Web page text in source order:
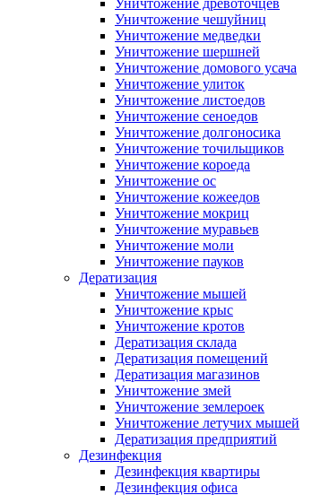
Уничтожение древоточцев
Уничтожение чешуйниц
Уничтожение медведки
Уничтожение шершней
Уничтожение домового усача
Уничтожение улиток
Уничтожение листоедов
Уничтожение сеноедов
Уничтожение долгоносика
Уничтожение точильщиков
Уничтожение короеда
Уничтожение ос
Уничтожение кожеедов
Уничтожение мокриц
Уничтожение муравьев
Уничтожение моли
Уничтожение пауков
Дератизация
Уничтожение мышей
Уничтожение крыс
Уничтожение кротов
Дератизация склада
Дератизация помещений
Дератизация магазинов
Уничтожение змей
Уничтожение землероек
Уничтожение летучих мышей
Дератизация предприятий
Дезинфекция
Дезинфекция квартиры
Дезинфекция офиса